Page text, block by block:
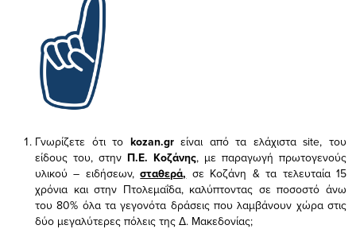
Γνωρίζετε ότι το kozan.gr είναι από τα ελάχισταsite, του
είδους του, στην Π.Ε. Κοζάνης, με παραγωγή πρωτογενούς
υλικού – ειδήσεων,σταθερά, σε Κοζάνη & τα τελευταία 15
χρόνια και στην Πτολεμαΐδα, καλύπτοντας σε ποσοστό άνω
του 80% όλα τα γεγονότα δράσεις που λαμβάνουν χώρα στις
δύο μεγαλύτερες πόλεις της Δ. Μακεδονίας;